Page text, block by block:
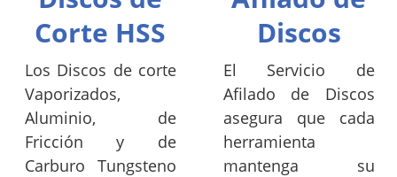
Corte HSS
Los Discos de corte
Vaporizados,
Aluminio, de
Fricción y de
Carburo Tungsteno
Discos
El Servicio de
Afilado de Discos
asegura que cada
herramienta
mantenga su